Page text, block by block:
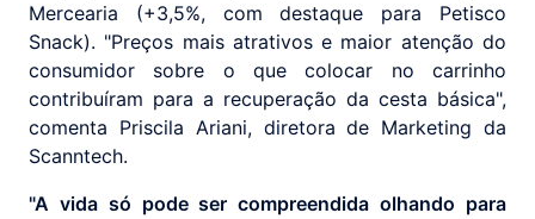
Mercearia (+3,5%, com destaque para Petisco
Snack). "Preços mais atrativos e maior atenção do
consumidor sobre o que colocar no carrinho
contribuíram para a recuperação da cesta básica",
comenta Priscila Ariani, diretora de Marketing da
Scanntech.
"A vida só pode ser compreendida olhando para